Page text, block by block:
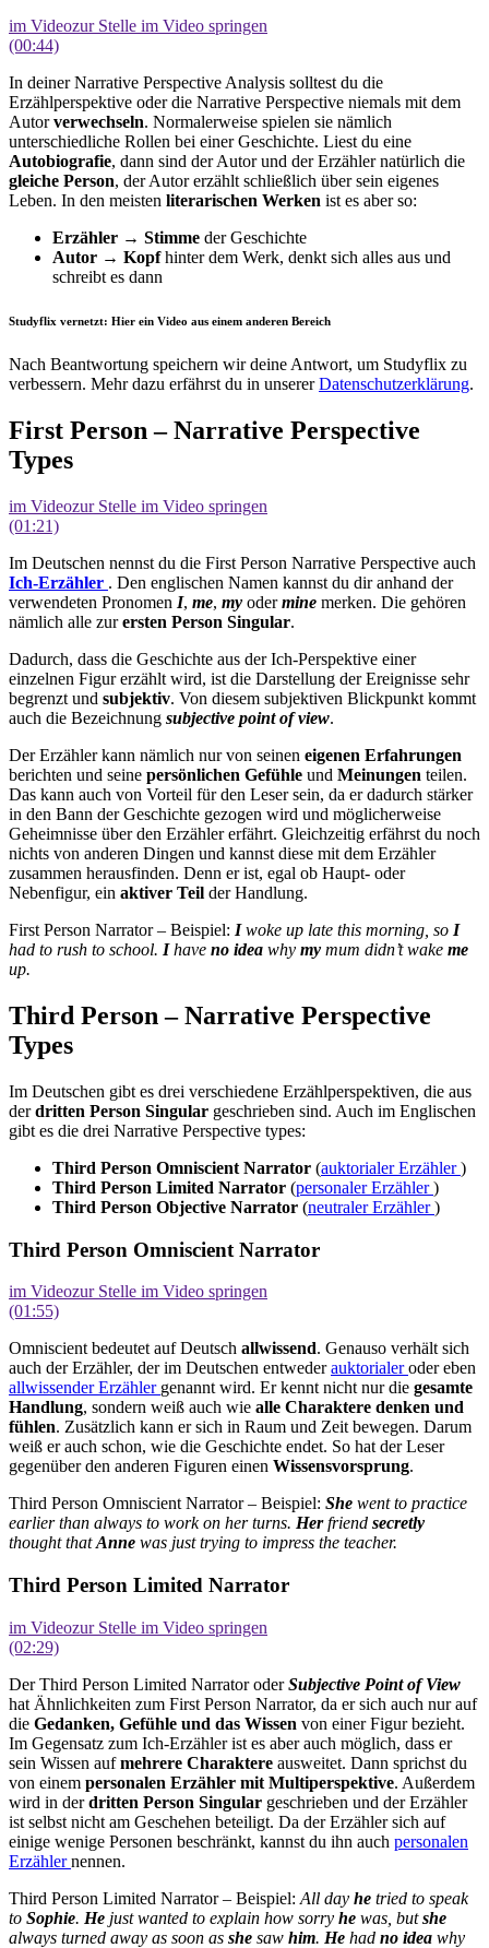
im Videozur Stelle im Video springen
(00:44)
In deiner Narrative Perspective Analysis solltest du die
Erzählperspektive oder die Narrative Perspective niemals mit dem
Autorverwechseln. Normalerweise spielen sie nämlich
unterschiedliche Rollen bei einer Geschichte. Liest du eine
Autobiografie, dann sind der Autor und der Erzähler natürlich die
gleiche Person, der Autor erzählt schließlich über sein eigenes
Leben. In den meisten literarischen Werken ist es aber so:
Erzähler → Stimme der Geschichte
Autor → Kopfhinter dem Werk, denkt sich alles aus und
schreibt es dann
Studyflix vernetzt: Hier ein Video aus einem anderen Bereich
Nach Beantwortung speichern wir deine Antwort, um Studyflix zu
verbessern. Mehr dazu erfährst du in unsererDatenschutzerklärung.
First Person – Narrative Perspective
Types
im Videozur Stelle im Video springen
(01:21)
Im Deutschen nennst du die First Person Narrative Perspective auch
Ich-Erzähler . Den englischen Namen kannst du dir anhand der
verwendeten Pronomen I, me, my odermine merken. Die gehören
nämlich alle zurersten Person Singular.
Dadurch, dass die Geschichte aus der Ich-Perspektive einer
einzelnen Figur erzählt wird, ist die Darstellung der Ereignisse sehr
begrenzt und subjektiv. Von diesem subjektiven Blickpunkt kommt
auch die Bezeichnung subjective point of view.
Der Erzähler kann nämlich nur von seinen eigenen Erfahrungen
berichten und seine persönlichen Gefühle und Meinungen teilen.
Das kann auch von Vorteil für den Leser sein, da er dadurch stärker
in den Bann der Geschichte gezogen wird und möglicherweise
Geheimnisse über den Erzähler erfährt. Gleichzeitig erfährst du noch
nichts von anderen Dingen und kannst diese mit dem Erzähler
zusammen herausfinden. Denn er ist, egal ob Haupt- oder
Nebenfigur, ein aktiver Teil der Handlung.
First Person Narrator – Beispiel: Iwoke up late this morning, so I
had to rush to school. Ihave no idea why my mum didn’t wake me
up.
Third Person – Narrative Perspective
Types
Im Deutschen gibt es drei verschiedene Erzählperspektiven, die aus
derdritten Person Singular geschrieben sind. Auch im Englischen
gibt es die drei Narrative Perspective types:
Third Person Omniscient Narrator (auktorialer Erzähler)
Third Person Limited Narrator (personaler Erzähler)
Third Person Objective Narrator (neutraler Erzähler)
Third Person Omniscient Narrator
im Videozur Stelle im Video springen
(01:55)
Omniscient bedeutet auf Deutsch allwissend. Genauso verhält sich
auch der Erzähler, der im Deutschen entwederauktorialeroder eben
allwissender Erzähler genannt wird. Er kennt nicht nur die gesamte
Handlung, sondern weiß auch wie alle Charaktere denken und
fühlen. Zusätzlich kann er sich in Raum und Zeit bewegen. Darum
weiß er auch schon, wie die Geschichte endet. So hat der Leser
gegenüber den anderen Figuren einen Wissensvorsprung.
Third Person Omniscient Narrator – Beispiel: She went to practice
earlier than always to work on her turns. Herfriend secretly
thought thatAnne was just trying to impress the teacher.
Third Person Limited Narrator
im Videozur Stelle im Video springen
(02:29)
Der Third Person Limited Narrator oderSubjective Point of View
hat Ähnlichkeiten zum First Person Narrator, da er sich auch nur auf
die Gedanken, Gefühle und das Wissen von einer Figur bezieht.
Im Gegensatz zum Ich-Erzähler ist es aber auch möglich, dass er
sein Wissen aufmehrere Charaktere ausweitet. Dann sprichst du
von einem personalen Erzähler mit Multiperspektive. Außerdem
wird in derdritten Person Singular geschrieben und der Erzähler
ist selbst nicht am Geschehen beteiligt. Da der Erzähler sich auf
einige wenige Personen beschränkt, kannst du ihn auch personalen
Erzählernennen.
Third Person Limited Narrator – Beispiel: All day he tried to speak
to Sophie. He just wanted to explain how sorry he was, butshe
always turned away as soon as she saw him. He had no idea why